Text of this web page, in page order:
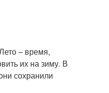
– время,
их на зиму. В
сохранили